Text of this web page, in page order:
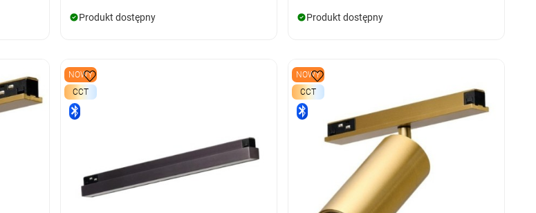
Produkt dostępny Produkt dostępny
NOWY
CCT
NOWY
CCT